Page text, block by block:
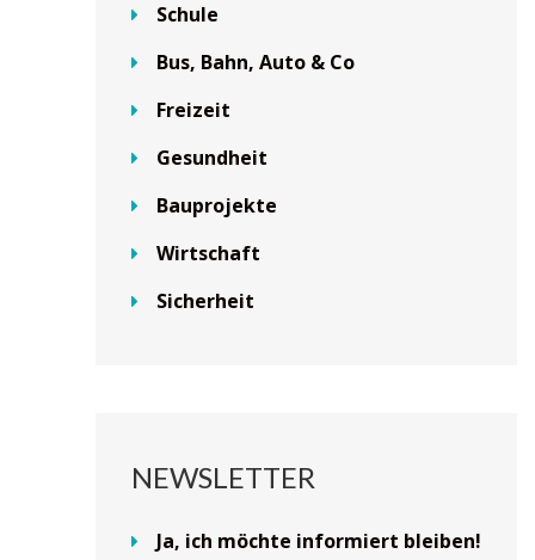
Schule
Bus, Bahn, Auto & Co
Freizeit
Gesundheit
Bauprojekte
Wirtschaft
Sicherheit
NEWSLETTER
Ja, ich möchte informiert bleiben!